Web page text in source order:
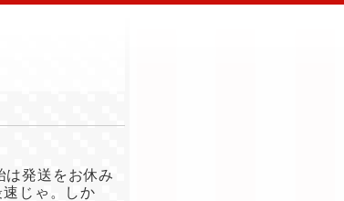
は発送をお休み
じゃ。しか